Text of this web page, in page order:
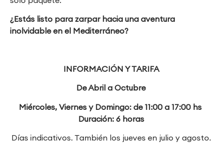
¿Estás listo para zarpar hacia una aventura
inolvidable en el Mediterráneo?
INFORMACIÓN Y TARIFA
De Abril a Octubre
Miércoles, Viernes y Domingo: de 11:00 a 17:00 hs
Duración: 6 horas
Días indicativos. También los jueves en julio y agosto.